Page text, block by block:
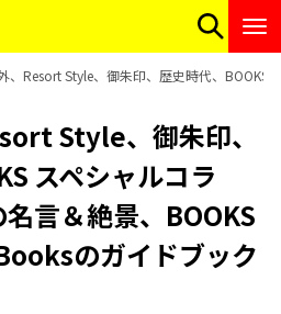
、Resort Style、御朱印、歴史時代、BOOKS
Style、御朱印、
スペシャルコラ
言＆絶景、BOOKS
のガイドブック